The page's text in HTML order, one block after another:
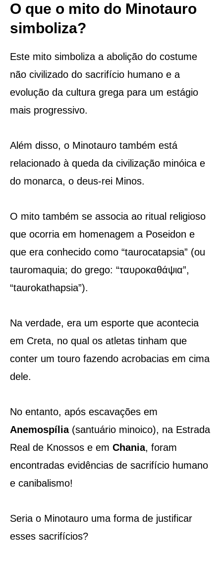
O que o mito do Minotauro
simboliza?
Este mito simboliza a abolição do costume
não civilizado do sacrifício humano e a
evolução da cultura grega para um estágio
mais progressivo.
Além disso, o Minotauro também está
relacionado à queda da civilização minóica e
do monarca, o deus-rei Minos.
O mito também se associa ao ritual religioso
que ocorria em homenagem a Poseidon e
que era conhecido como “taurocatapsia” (ou
tauromaquia; do grego: “ταυροκαθάψια”,
“taurokathapsia”).
Na verdade, era um esporte que acontecia
em Creta, no qual os atletas tinham que
conter um touro fazendo acrobacias em cima
dele.
No entanto, após escavações em
Anemospília (santuário minoico), na Estrada
Real de Knossos e em Chania, foram
encontradas evidências de sacrifício humano
e canibalismo!
Seria o Minotauro uma forma de justificar
esses sacrifícios?